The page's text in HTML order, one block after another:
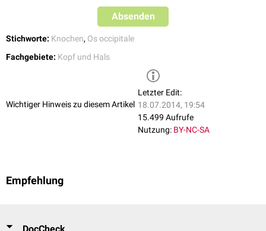
Absenden
Stichworte: Knochen, Os occipitale
Fachgebiete: Kopf und Hals
Wichtiger Hinweis zu diesem Artikel
Letzter Edit:
18.07.2014, 19:54
15.499 Aufrufe
Nutzung: BY-NC-SA
Empfehlung